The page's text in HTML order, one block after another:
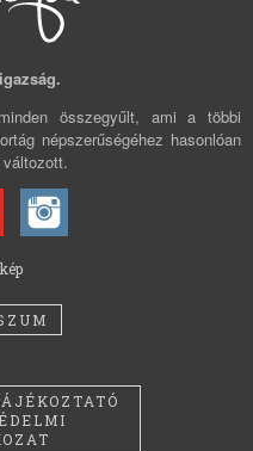
összegyűlt, ami a többi
népszerűségéhez hasonlóan